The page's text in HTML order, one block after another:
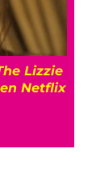
que
detrás de